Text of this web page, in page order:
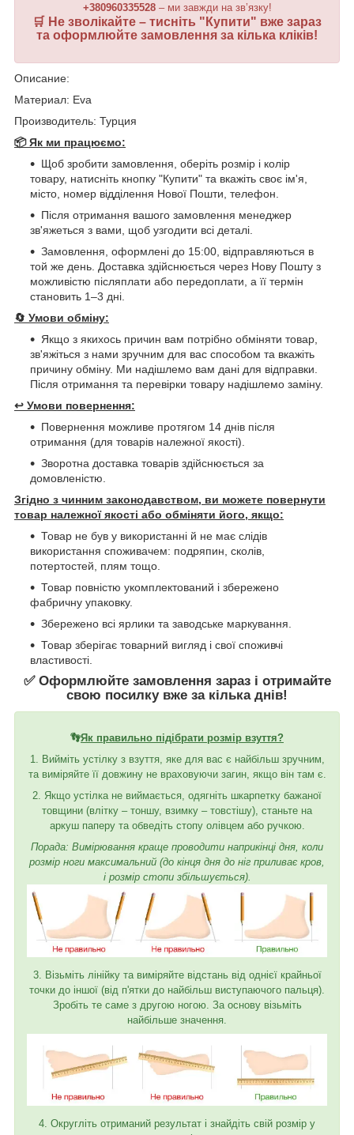
+380960335528– ми завжди на зв’язку!
🛒 Не зволікайте – тисніть " Купити" вже зараз
та оформлюйте замовлення за кілька кліків!
Описание:
Материал: Eva
Производитель: Турция
📦 Як ми працюємо:
Щоб зробити замовлення, оберіть розмір і колір
товару, натисніть кнопку "Купити" та вкажіть своє ім'я,
місто, номер відділення Нової Пошти, телефон.
Після отримання вашого замовлення менеджер
зв'яжеться з вами, щоб узгодити всі деталі.
Замовлення, оформлені до 15:00, відправляються в
той же день. Доставка здійснюється через Нову Пошту з
можливістю післяплати або передоплати, а її термін
становить 1–3 дні.
🔄 Умови обміну:
Якщо з якихось причин вам потрібно обміняти товар,
зв'яжіться з нами зручним для вас способом та вкажіть
причину обміну. Ми надішлемо вам дані для відправки.
Після отримання та перевірки товару надішлемо заміну.
↩️ Умови повернення:
Повернення можливе протягом 14 днів після
отримання (для товарів належної якості).
Зворотна доставка товарів здійснюється за
домовленістю.
Згідно з чинним законодавством, ви можете повернути
товар належної якості або обміняти його, якщо:
Товар не був у використанні й не має слідів
використання споживачем: подряпин, сколів,
потертостей, плям тощо.
Товар повністю укомплектований і збережено
фабричну упаковку.
Збережено всі ярлики та заводське маркування.
Товар зберігає товарний вигляд і свої споживчі
властивості.
✅ Оформлюйте замовлення зараз і отримайте
свою посилку вже за кілька днів!
👣Як правильно підібрати розмір взуття?
1. Вийміть устілку з взуття, яке для вас є найбільш зручним,
та виміряйте її довжину не враховуючи загин, якщо він там є.
2. Якщо устілка не виймається, одягніть шкарпетку бажаної
товщини (влітку – тоншу, взимку – товстішу), станьте на
аркуш паперу та обведіть стопу олівцем або ручкою.
Порада: Вимірювання краще проводити наприкінці дня, коли
розмір ноги максимальний (до кінця дня до ніг приливає кров,
і розмір стопи збільшується).
3. Візьміть лінійку та виміряйте відстань від однієї крайньої
точки до іншої (від п'ятки до найбільш виступаючого пальця).
Зробіть те саме з другою ногою. За основу візьміть
найбільше значення.
4. Округліть отриманий результат і знайдіть свій розмір у